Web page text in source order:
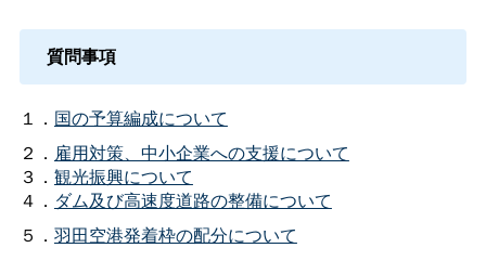
質問事項
１． 国の予算編成について
２． 雇用対策、中小企業への支援について
３． 観光振興について
４． ダム及び高速度道路の整備について
５． 羽田空港発着枠の配分について